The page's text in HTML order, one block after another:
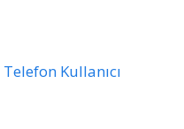
Kullanıcı